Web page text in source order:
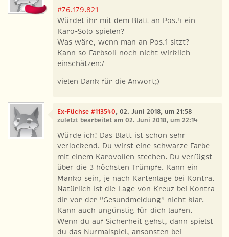
#76.179.821
Würdet ihr mit dem Blatt an Pos.4 ein
Karo-Solo spielen?
Was wäre, wenn man an Pos.1 sitzt?
Kann so Farbsoli noch nicht wirklich
einschätzen:/
vielen Dank für die Anwort;)
Ex-Füchse #113540, 02. Juni 2018, um 21:58
zuletzt bearbeitet am 02. Juni 2018, um 22:14
Würde ich! Das Blatt ist schon sehr
verlockend. Du wirst eine schwarze Farbe
mit einem Karovollen stechen. Du verfügst
über die 3 hõchsten Trümpfe. Kann ein
Manko sein, je nach Kartenlage bei Kontra.
Natürlich ist die Lage von Kreuz bei Kontra
dir vor der "Gesundmeldung" nicht klar.
Kann auch ungünstig fûr dich laufen.
Wenn du auf Sicherheit gehst, dann spielst
du das Nurmalspiel, ansonsten bei